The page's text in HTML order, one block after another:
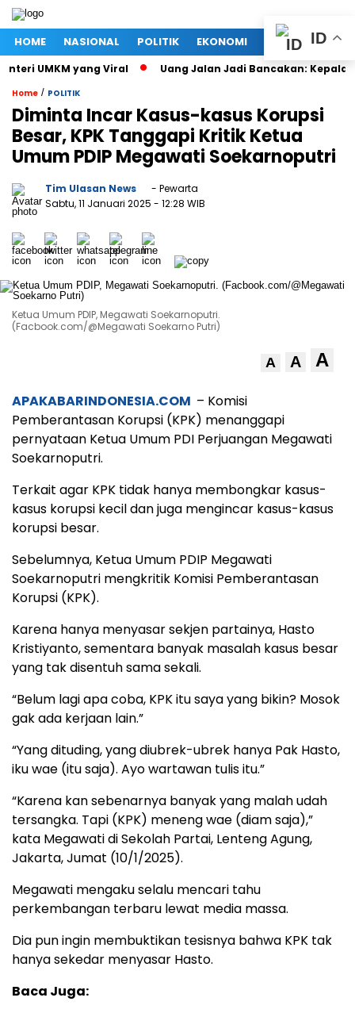
HOME NASIONAL POLITIK EKONOMI MEGAPOLITAN
UMKM yang Viral Uang Jalan Jadi Bancakan: Kepala
Home / POLITIK
Diminta Incar Kasus-kasus Korupsi
Besar, KPK Tanggapi Kritik Ketua
Umum PDIP Megawati Soekarnoputri
Tim Ulasan News
- Pewarta
Sabtu, 11 Januari 2025 - 12:28 WIB
Ketua Umum PDIP, Megawati Soekarnoputri.
(Facbook.com/@Megawati Soekarno Putri)
A A A
APAKABARINDONESIA.COM – Komisi
Pemberantasan Korupsi (KPK) menanggapi
pernyataan Ketua Umum PDI Perjuangan Megawati
Soekarnoputri.
Terkait agar KPK tidak hanya membongkar kasus-
kasus korupsi kecil dan juga mengincar kasus-kasus
korupsi besar.
Sebelumnya, Ketua Umum PDIP Megawati
Soekarnoputri mengkritik Komisi Pemberantasan
Korupsi (KPK).
Karena hanya menyasar sekjen partainya, Hasto
Kristiyanto, sementara banyak masalah kasus besar
yang tak disentuh sama sekali.
“Belum lagi apa coba, KPK itu saya yang bikin? Mosok
gak ada kerjaan lain.”
“Yang dituding, yang diubrek-ubrek hanya Pak Hasto,
iku wae (itu saja). Ayo wartawan tulis itu.”
“Karena kan sebenarnya banyak yang malah udah
tersangka. Tapi (KPK) meneng wae (diam saja),”
kata Megawati di Sekolah Partai, Lenteng Agung,
Jakarta, Jumat (10/1/2025).
Megawati mengaku selalu mencari tahu
perkembangan terbaru lewat media massa.
Dia pun ingin membuktikan tesisnya bahwa KPK tak
hanya sekedar menyasar Hasto.
Baca Juga:
ID